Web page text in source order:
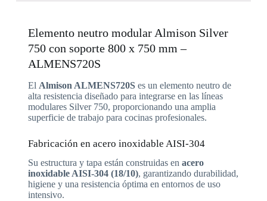
Elemento neutro modular Almison Silver
750 con soporte 800 x 750 mm –
ALMENS720S
El Almison ALMENS720Ses un elemento neutro de
alta resistencia diseñado para integrarse en las líneas
modulares Silver 750, proporcionando una amplia
superficie de trabajo para cocinas profesionales.
Fabricación en acero inoxidable AISI-304
Su estructura y tapa están construidas en acero
inoxidable AISI-304 (18/10), garantizando durabilidad,
higiene y una resistencia óptima en entornos de uso
intensivo.